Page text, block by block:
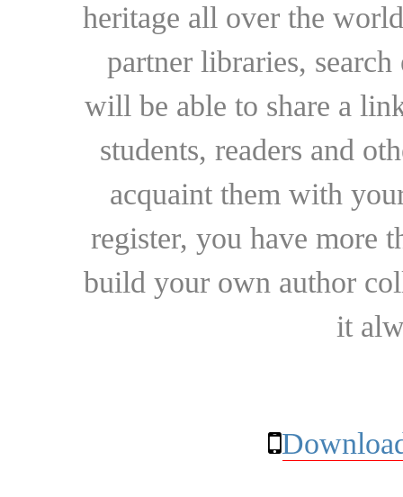
heritage all over the
partner libraries,
will be able to share a
students, readers and
acquaint them with
register, you have more
build your own author
it